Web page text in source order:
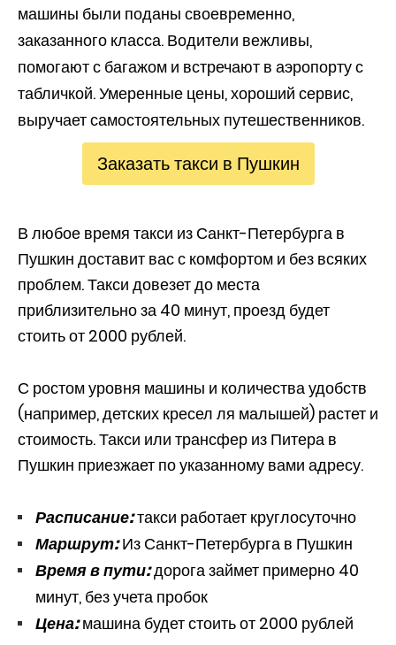
машины были поданы своевременно,
заказанного класса. Водители вежливы,
помогают с багажом и встречают в аэропорту с
табличкой. Умеренные цены, хороший сервис,
выручает самостоятельных путешественников.
Заказать такси в Пушкин
В любое время такси из Санкт-Петербурга в
Пушкин доставит вас с комфортом и без всяких
проблем. Такси довезет до места
приблизительно за 40 минут, проезд будет
стоить от 2000 рублей.
С ростом уровня машины и количества удобств
(например, детских кресел ля малышей) растет и
стоимость. Такси или трансфер из Питера в
Пушкин приезжает по указанному вами адресу.
Расписание:такси работает круглосуточно
Маршрут:Из Санкт-Петербурга в Пушкин
Время в пути:дорога займет примерно 40
минут, без учета пробок
Цена:машина будет стоить от 2000 рублей